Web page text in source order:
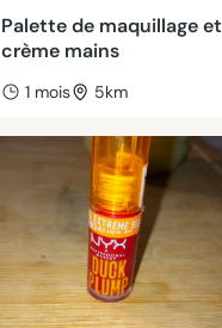
Palette de maquillage et
crème mains
1 mois 5km